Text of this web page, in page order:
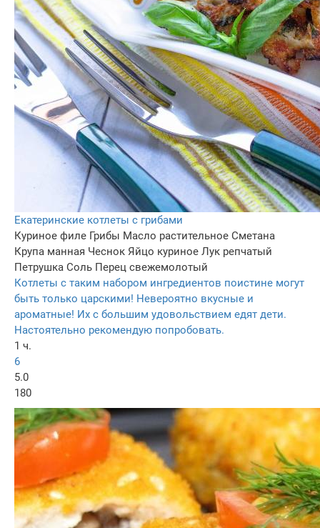
Екатеринские котлеты с грибами
Куриное филе Грибы Масло растительное Сметана
Крупа манная Чеснок Яйцо куриное Лук репчатый
Петрушка Соль Перец свежемолотый
Котлеты с таким набором ингредиентов поистине могут
быть только царскими! Невероятно вкусные и
ароматные! Их с большим удовольствием едят дети.
Настоятельно рекомендую попробовать.
1 ч.
6
5.0
180